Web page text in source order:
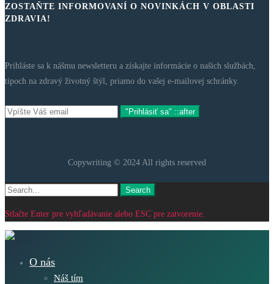
ZOSTAŇTE INFORMOVANÍ O NOVINKÁCH V OBLASTI
ZDRAVIA!
Prihláste sa k nášmu newsletteru a získajte informácie o našich službách,
tipoch na zdravý životný štýl, priamo do vašej e-mailovej schránky.
"Prihlásiť sa" ::after
Copywriting © 2024 All rights reserved
Search
Search
Stlačte Enter pre vyhľadávanie alebo ESC pre zatvorenie.
O nás
Náš tím